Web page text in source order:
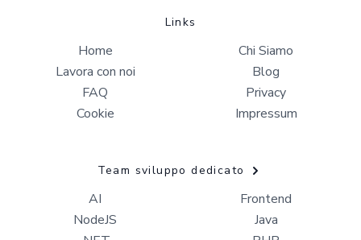
Links
Home
Chi Siamo
Lavora con noi
Blog
FAQ
Privacy
Cookie
Impressum
Team sviluppo dedicato
AI
Frontend
NodeJS
Java